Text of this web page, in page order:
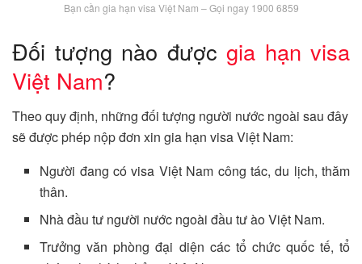
Bạn cần gia hạn visa Việt Nam – Gọi ngay 1900 6859
Đối tượng nào được gia hạn visa
Việt Nam?
Theo quy định, những đối tượng người nước ngoài sau đây
sẽ được phép nộp đơn xin gia hạn visa Việt Nam:
Người đang có visa Việt Nam công tác, du lịch, thăm
thân.
Nhà đầu tư người nước ngoài đầu tư ào Việt Nam.
Trưởng văn phòng đại diện các tổ chức quốc tế, tổ